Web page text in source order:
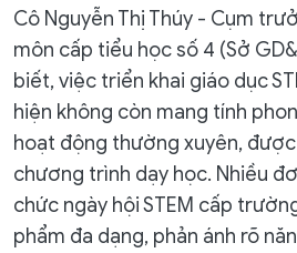
Cô Nguyễn Thị Thúy - Cụm
môn cấp tiểu học số 4 (Sở
biết, việc triển khai giáo dục
hiện không còn mang tính
hoạt động thường xuyên,
chương trình dạy học. Nhiều
chức ngày hội STEM cấp
phẩm đa dạng, phản ánh rõ